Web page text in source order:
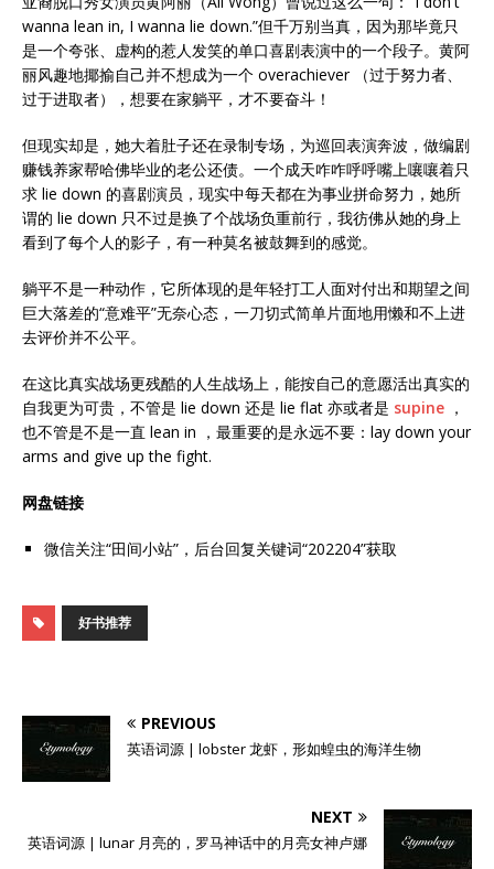
wanna lean in, I wanna lie down.”但千万别当真，因为那毕竟只
是一个夸张、虚构的惹人发笑的单口喜剧表演中的一个段子。黄阿
丽风趣地揶揄自己并不想成为一个 overachiever （过于努力者、
过于进取者），想要在家躺平，才不要奋斗！
但现实却是，她大着肚子还在录制专场，为巡回表演奔波，做编剧
赚钱养家帮哈佛毕业的老公还债。一个成天咋咋呼呼嘴上嚷嚷着只
求 lie down 的喜剧演员，现实中每天都在为事业拼命努力，她所
谓的 lie down 只不过是换了个战场负重前行，我彷佛从她的身上
看到了每个人的影子，有一种莫名被鼓舞到的感觉。
躺平不是一种动作，它所体现的是年轻打工人面对付出和期望之间
巨大落差的“意难平”无奈心态，一刀切式简单片面地用懒和不上进
去评价并不公平。
在这比真实战场更残酷的人生战场上，能按自己的意愿活出真实的
自我更为可贵，不管是 lie down 还是 lie flat 亦或者是 supine ，
也不管是不是一直 lean in ，最重要的是永远不要：lay down your
arms and give up the fight.
网盘链接
微信关注“田间小站”，后台回复关键词“202204”获取
好书推荐
PREVIOUS
英语词源 | lobster 龙虾，形如蝗虫的海洋生物
NEXT
英语词源 | lunar 月亮的，罗马神话中的月亮女神卢娜